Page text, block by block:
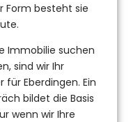
Form besteht sie
Immobilie suchen
sind wir Ihr
Eberdingen. Ein
bildet die Basis
wenn wir Ihre